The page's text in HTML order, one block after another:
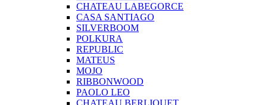
CHATEAU LABEGORCE
CASA SANTIAGO
SILVERBOOM
POLKURA
REPUBLIC
MATEUS
MOJO
RIBBONWOOD
PAOLO LEO
CHATEAU BERLIQUET